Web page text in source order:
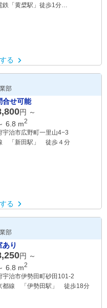
鉄「黄檗駅」徒歩1分
る
部
合せ可能
円 ～
6.8 m2
宇治市広野町一里山4−3
「新田駅」 徒歩４分
る
部
あり
円 ～
6.8 m2
宇治市伊勢田町砂田101-2
都線 「伊勢田駅」 徒歩18分